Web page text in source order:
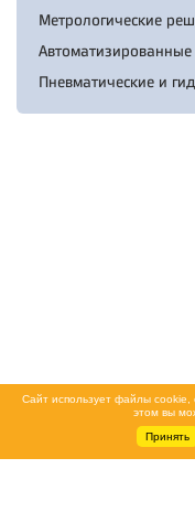
Метрологические
Пневматические и
Сайт использует файлы
этом вы
Принять